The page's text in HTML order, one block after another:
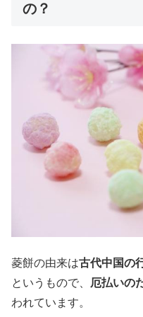
の？
菱餅の由来は古代中国の
というもので、
厄払いの
われています。